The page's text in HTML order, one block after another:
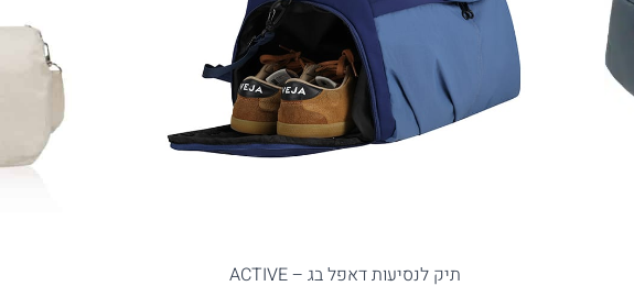
תיק לנסיעות דאפל בג – ACTIVE